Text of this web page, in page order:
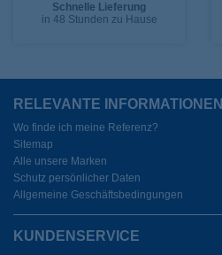
Schnelle Lieferung
in 48 Stunden zu Hause
RELEVANTE INFORMATIONEN
Wo finde ich meine Referenz?
Sitemap
Alle unsere Marken
Schutz persönlicher Daten
Allgemeine Geschäftsbedingungen
KUNDENSERVICE